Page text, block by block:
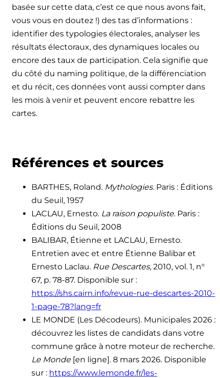
basée sur cette data, c’est ce que nous avons fait,
vous vous en doutez !) des tas d’informations :
identifier des typologies électorales, analyser les
résultats électoraux, des dynamiques locales ou
encore des taux de participation. Cela signifie que
du côté du naming politique, de la différenciation
et du récit, ces données vont aussi compter dans
les mois à venir et peuvent encore rebattre les
cartes.
Références et sources
BARTHES, Roland. Mythologies. Paris : Éditions
du Seuil, 1957
LACLAU, Ernesto. La raison populiste. Paris :
Éditions du Seuil, 2008
BALIBAR, Étienne et LACLAU, Ernesto.
Entretien avec et entre Étienne Balibar et
Ernesto Laclau. Rue Descartes, 2010, vol. 1, n°
67, p. 78-87. Disponible sur :
https://shs.cairn.info/revue-rue-descartes-2010-
1-page-78?lang=fr
LE MONDE (Les Décodeurs). Municipales 2026 :
découvrez les listes de candidats dans votre
commune grâce à notre moteur de recherche.
Le Monde[en ligne]. 8 mars 2026. Disponible
sur : https://www.lemonde.fr/les-